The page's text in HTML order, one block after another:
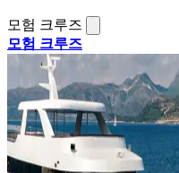
모험 크루즈
모험 크루즈